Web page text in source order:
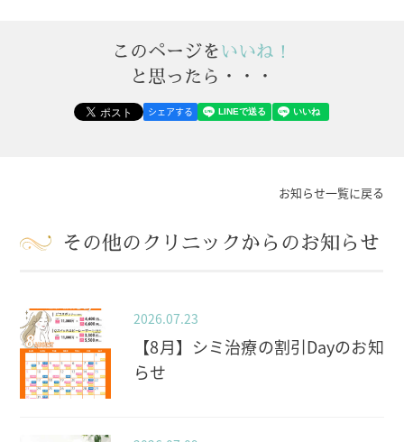
このページをいいね！
と思ったら・・・
シェアする
お知らせ一覧に戻る
その他のクリニックからのお知らせ
2026.07.23
【8月】シミ治療の割引Dayのお知
らせ